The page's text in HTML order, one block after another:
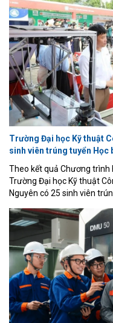
Trường Đại học Kỹ thuật
sinh viên trúng tuyển Học
Theo kết quả Chương trình
Trường Đại học Kỹ thuật
Nguyên có 25 sinh viên
Việt Nam nhận học bổng